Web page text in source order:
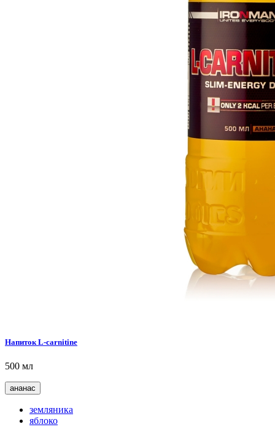
Напиток L-carnitine
500 мл
ананас
земляника
яблоко